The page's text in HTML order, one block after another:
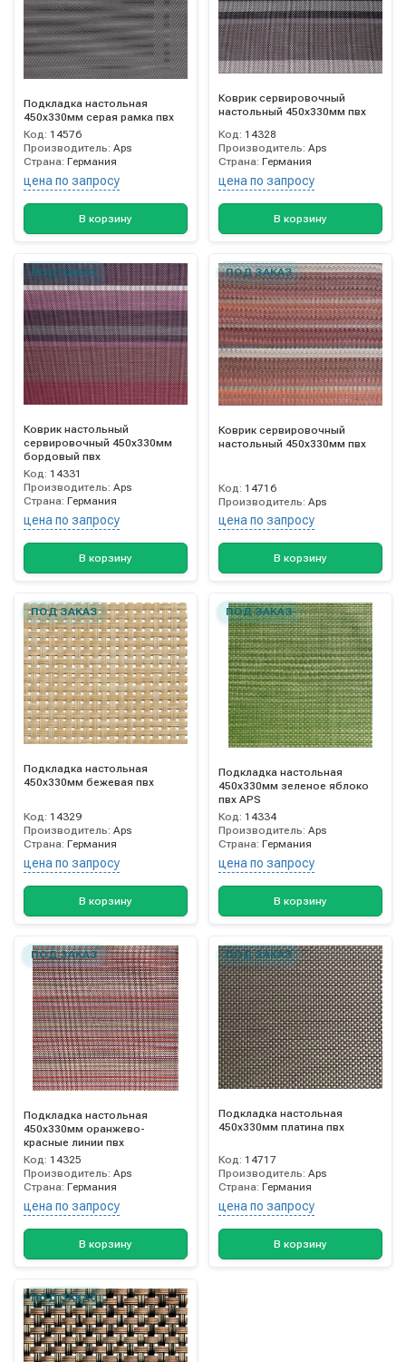
Подкладка настольная
450х330мм серая рамка пвх
Код: 14576
Производитель: Aps
Страна: Германия
цена по запросу
В корзину
Коврик сервировочный
настольный 450х330мм пвх
Код: 14328
Производитель: Aps
Страна: Германия
цена по запросу
В корзину
ПОД ЗАКАЗ
Коврик настольный
сервировочный 450х330мм
бордовый пвх
Код: 14331
Производитель: Aps
Страна: Германия
цена по запросу
В корзину
ПОД ЗАКАЗ
Коврик сервировочный
настольный 450х330мм пвх
Код: 14716
Производитель: Aps
цена по запросу
В корзину
ПОД ЗАКАЗ
Подкладка настольная
450х330мм бежевая пвх
Код: 14329
Производитель: Aps
Страна: Германия
цена по запросу
В корзину
ПОД ЗАКАЗ
Подкладка настольная
450х330мм зеленое яблоко
пвх APS
Код: 14334
Производитель: Aps
Страна: Германия
цена по запросу
В корзину
ПОД ЗАКАЗ
Подкладка настольная
450х330мм оранжево-
красные линии пвх
Код: 14325
Производитель: Aps
Страна: Германия
цена по запросу
В корзину
ПОД ЗАКАЗ
Подкладка настольная
450х330мм платина пвх
Код: 14717
Производитель: Aps
Страна: Германия
цена по запросу
В корзину
ПОД ЗАКАЗ